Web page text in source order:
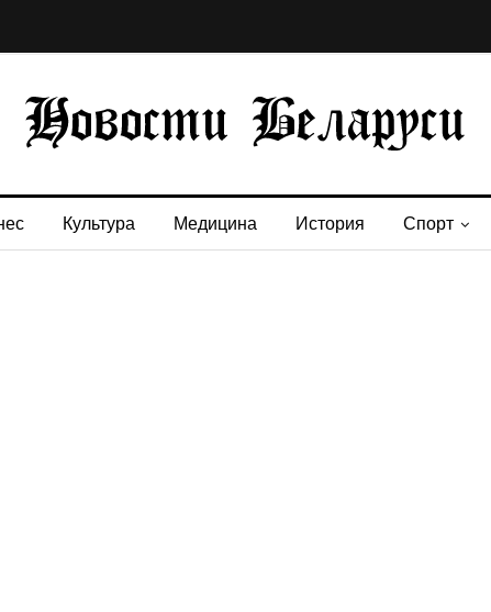
Культура Медицина История Спорт